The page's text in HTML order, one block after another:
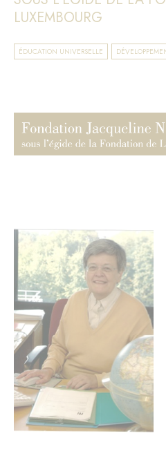
LUXEMBOURG
ÉDUCATION UNIVERSELLE